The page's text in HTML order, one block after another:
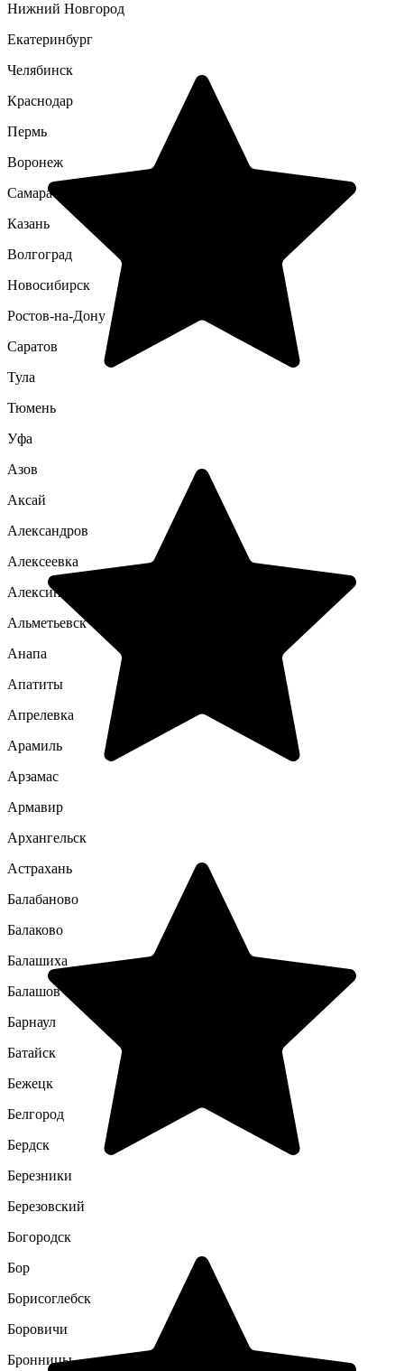
Нижний Новгород
Екатеринбург
Челябинск
Краснодар
Пермь
Воронеж
Самара
Казань
Волгоград
Новосибирск
Ростов-на-Дону
Саратов
Тула
Тюмень
Уфа
Азов
Аксай
Александров
Алексеевка
Алексин
Альметьевск
Анапа
Апатиты
Апрелевка
Арамиль
Арзамас
Армавир
Архангельск
Астрахань
Балабаново
Балаково
Балашиха
Балашов
Барнаул
Батайск
Бежецк
Белгород
Бердск
Березники
Березовский
Богородск
Бор
Борисоглебск
Боровичи
Бронницы